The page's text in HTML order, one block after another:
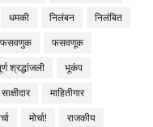
धमकी निलंबन
निलंबित
फसवणुक
फसवणूक
श्रद्धांजली
भूकंप
माहितीगार
मोर्चा!
राजकीय